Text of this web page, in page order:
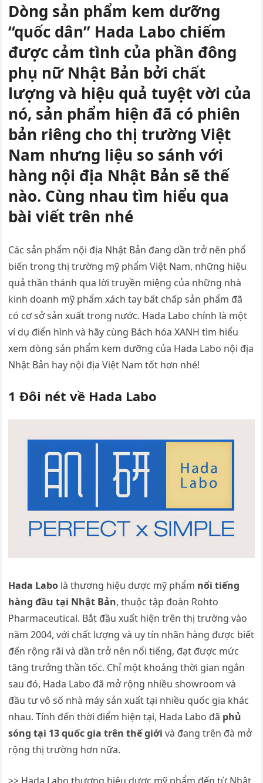
Dòng sản phẩm kem dưỡng
“quốc dân” Hada Labo chiếm
được cảm tình của phần đông
phụ nữ Nhật Bản bởi chất
lượng và hiệu quả tuyệt vời của
nó, sản phẩm hiện đã có phiên
bản riêng cho thị trường Việt
Nam nhưng liệu so sánh với
hàng nội địa Nhật Bản sẽ thế
nào. Cùng nhau tìm hiểu qua
bài viết trên nhé
Các sản phẩm nội địa Nhật Bản đang dần trở nên phổ
biến trong thị trường mỹ phẩm Việt Nam, những hiệu
quả thần thánh qua lời truyền miệng của những nhà
kinh doanh mỹ phẩm xách tay bất chấp sản phẩm đã
có cơ sở sản xuất trong nước. Hada Labo chính là một
ví dụ điển hình và hãy cùng Bách hóa XANH tìm hiểu
xem dòng sản phẩm kem dưỡng của Hada Labo nội địa
Nhật Bản hay nội địa Việt Nam tốt hơn nhé!
1 Đôi nét về Hada Labo
Hada Labo là thương hiệu dược mỹ phẩm nổi tiếng
hàng đầu tại Nhật Bản, thuộc tập đoàn Rohto
Pharmaceutical. Bắt đầu xuất hiện trên thị trường vào
năm 2004, với chất lượng và uy tín nhãn hàng được biết
đến rộng rãi và dần trở nên nổi tiếng, đạt được mức
tăng trưởng thần tốc. Chỉ một khoảng thời gian ngắn
sau đó, Hada Labo đã mở rộng nhiều showroom và
đầu tư vô số nhà máy sản xuất tại nhiều quốc gia khác
nhau. Tính đến thời điểm hiện tại, Hada Labo đã phủ
sóng tại 13 quốc gia trên thế giới và đang trên đà mở
rộng thị trường hơn nữa.